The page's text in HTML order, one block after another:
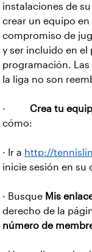
instalaciones de
crear un equipo en
compromiso de
y ser incluido en el
programación.
la liga no son
· Crea tu
cómo:
· Ir a http://
inicie sesión en su
· Busque Mis
derecho de la
número de